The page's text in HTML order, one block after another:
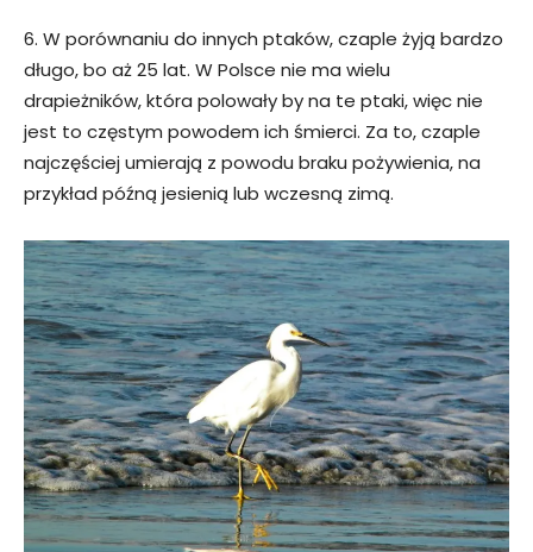
6. W porównaniu do innych ptaków, czaple żyją bardzo
długo, bo aż 25 lat. W Polsce nie ma wielu
drapieżników, która polowały by na te ptaki, więc nie
jest to częstym powodem ich śmierci. Za to, czaple
najczęściej umierają z powodu braku pożywienia, na
przykład późną jesienią lub wczesną zimą.